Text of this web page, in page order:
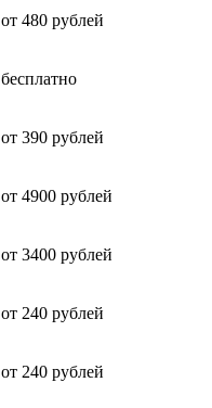
от 480 рублей
бесплатно
от 390 рублей
от 4900 рублей
от 3400 рублей
от 240 рублей
от 240 рублей